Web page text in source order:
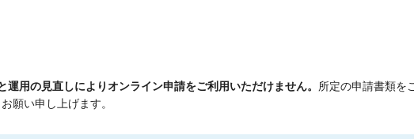
運用の見直しによりオンライン申請をご利用いただけません。 所定の申請書類を
願い申し上げます。